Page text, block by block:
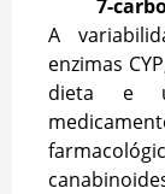
7-
A
enzimas
dieta e